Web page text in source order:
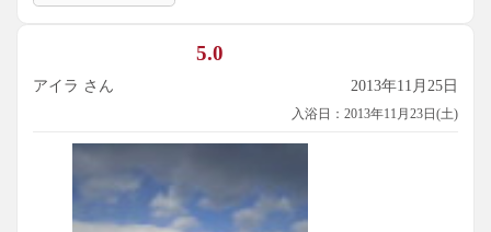
5.0
アイラ さん 2013年11月25日
入浴日：2013年11月23日(土)